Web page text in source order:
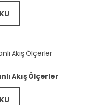
Akış Ölçerler